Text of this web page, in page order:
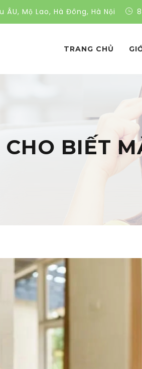
ÂU, Mộ Lao, Hà Đông, Hà Nội
TRANG CHỦ
BIẾT